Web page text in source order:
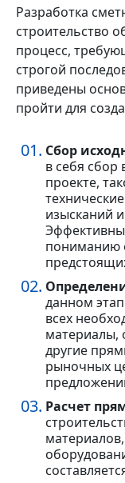
Разработка
строительство
процесс,
строгой
приведены
пройти для
Сбор
в себя
проекте,
изысканий
пониманию
данном
всех
материалы,
другие
рыночных
Расчет